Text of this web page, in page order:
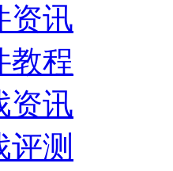
资讯
教程
资讯
评测